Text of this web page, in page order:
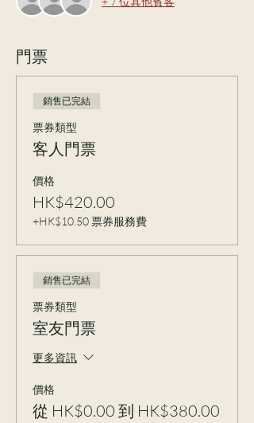
門票
銷售已完結
票券類型
客人門票
價格
HK$420.00
+HK$10.50 票券服務費
銷售已完結
票券類型
室友門票
更多資訊
價格
從 HK$0.00 到 HK$380.00